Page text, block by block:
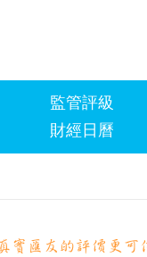
監管評級
財經日曆